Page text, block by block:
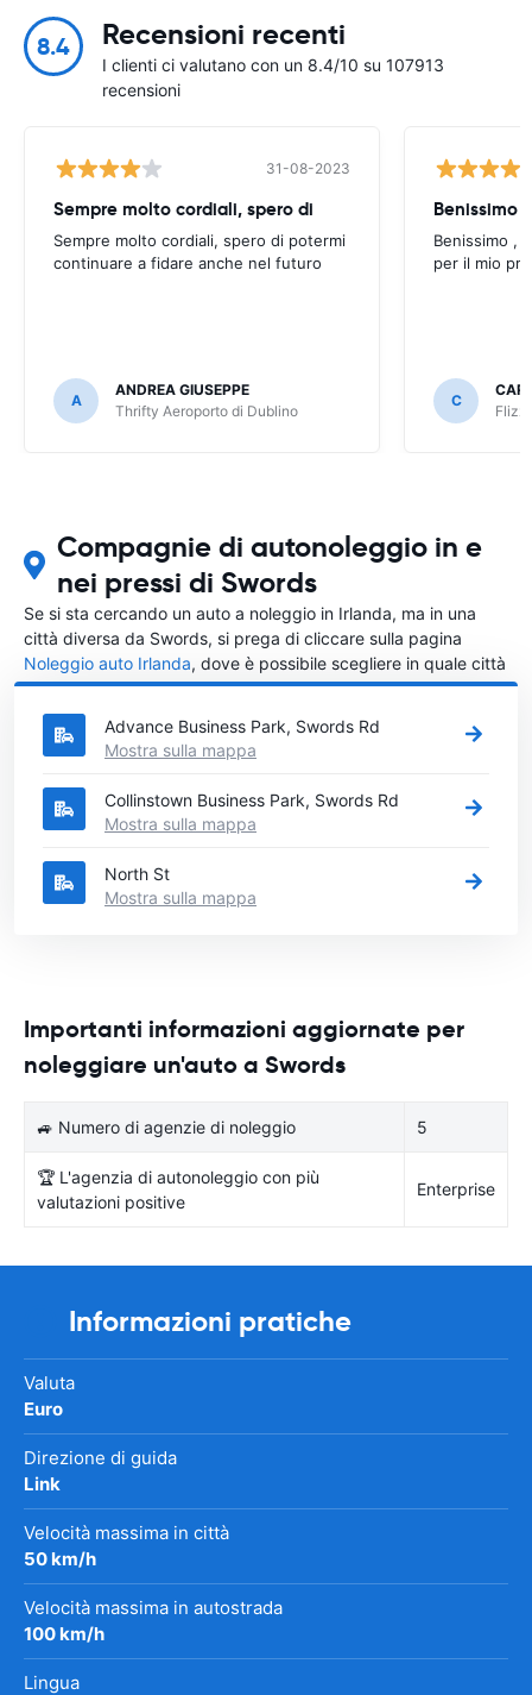
8.4 Recensioni recenti
I clienti ci valutano con un 8.4/10 su 107913
recensioni
31-08-2023
Sempre molto cordiali, spero di
Sempre molto cordiali, spero di potermi
continuare a fidare anche nel futuro
A
ANDREA GIUSEPPE
Thrifty Aeroporto di Dublino
Benissimo ,
per il mio
C
Compagnie di autonoleggio in e
nei pressi di Swords
Se si sta cercando un auto a noleggio in Irlanda, ma in una
città diversa da Swords, si prega di cliccare sulla pagina
Noleggio auto Irlanda, dove è possibile scegliere in quale città
in Irlanda si vuole noleggiare l'auto.
Advance Business Park, Swords Rd
Mostra sulla mappa
Collinstown Business Park, Swords Rd
Mostra sulla mappa
North St
Mostra sulla mappa
Importanti informazioni aggiornate per
noleggiare un'auto a Swords
🚙 Numero di agenzie di noleggio 5
🏆 L'agenzia di autonoleggio con più
valutazioni positive
Enterprise
Informazioni pratiche
Valuta
Euro
Direzione di guida
Link
Velocità massima in città
50 km/h
Velocità massima in autostrada
100 km/h
Lingua